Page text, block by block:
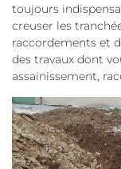
toujours
creuser les
raccordements et
des travaux dont
assainissement,